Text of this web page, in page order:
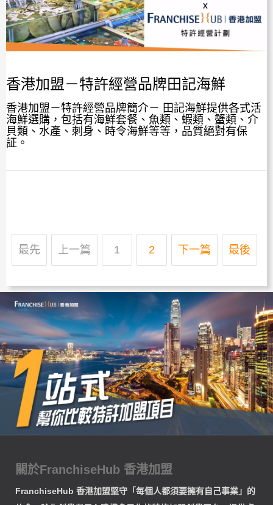
香港加盟－特許經營品牌田記海鮮
香港加盟－特許經營品牌簡介－ 田記海鮮提供各式活
海鮮選購，包括有海鮮套餐、魚類、蝦類、蟹類、介
貝類、水產、刺身、時令海鮮等等，品質絕對有保
証。
最先 上一篇 1 2 下一篇 最後
關於FranchiseHub 香港加盟
FranchiseHub 香港加盟堅守「每個人都須要擁有自己事業」的